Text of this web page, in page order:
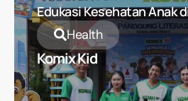
Edukasi Kesehatan Anak
Health
Komix Kid